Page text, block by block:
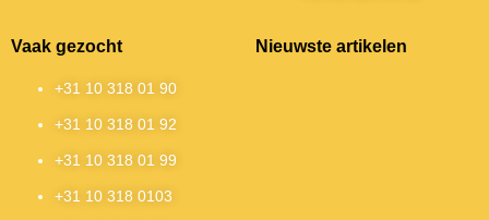
Vaak gezocht
+31 10 318 01 90
+31 10 318 01 92
+31 10 318 01 99
+31 10 318 0103
Nieuwste artikelen